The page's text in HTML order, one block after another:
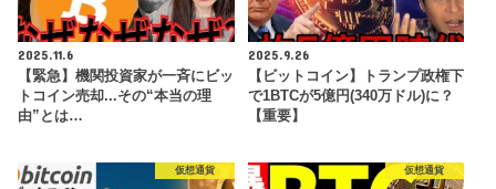
2025.11.6
【緊急】機関投資家が一斉にビッ
トコイン売却...その“本当の理
由”とは…
2025.9.26
【ビットコイン】トランプ政権下
で1BTCが5億円(340万ドル)に？
【重要】
仮想通貨 仮想通貨